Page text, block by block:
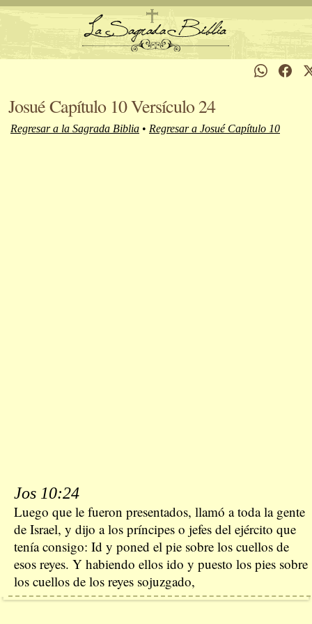
Josué Capítulo 10 Versículo 24
Regresar a la Sagrada Biblia • Regresar a Josué Capítulo 10
Jos 10:24
Luego que le fueron presentados, llamó a toda la gente
de Israel, y dijo a los príncipes o jefes del ejército que
tenía consigo: Id y poned el pie sobre los cuellos de
esos reyes. Y habiendo ellos ido y puesto los pies sobre
los cuellos de los reyes sojuzgado,